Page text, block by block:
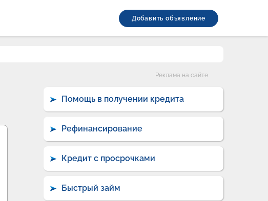
Добавить объявление
Реклама на сайте
Помощь в получении кредита
Рефинансирование
Кредит с просрочками
Быстрый займ